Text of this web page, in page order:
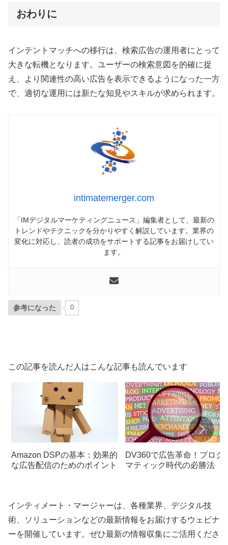
おわりに
インテントマッチへの移行は、検索広告の運用者にとって
大きな転機となります。ユーザーの検索意図を的確に捉
え、より関連性の高い広告を表示できるようになった一方
で、適切な運用には新たな知見やスキルが求められます。
intimatemerger.com
「IMデジタルマーケティングニュース」編集者として、最新の
トレンドやテクニックを分かりやすく解説しています。業界の
変化に対応し、読者の成功をサポートする記事をお届けしてい
ます。
参考になった 0
この記事を読んだ人はこんな記事も読んでいます
Amazon DSPの基本：効果的
な広告配信のためのポイント
DV360で広告革命！プログ
マティック時代の必勝法
インティメート・マージャーは、各種業界、デジタル技
術、ソリューションなどの最新情報をお届けするウェビナ
ーを開催しています。ぜひ最新の情報収集にご活用くださ